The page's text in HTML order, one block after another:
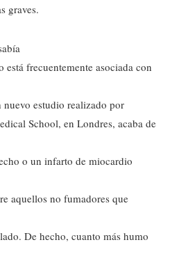
graves.
frecuentemente asociada con
estudio realizado por
School, en Londres, acaba de
o un infarto de miocardio
aquellos no fumadores que
De hecho, cuanto más humo